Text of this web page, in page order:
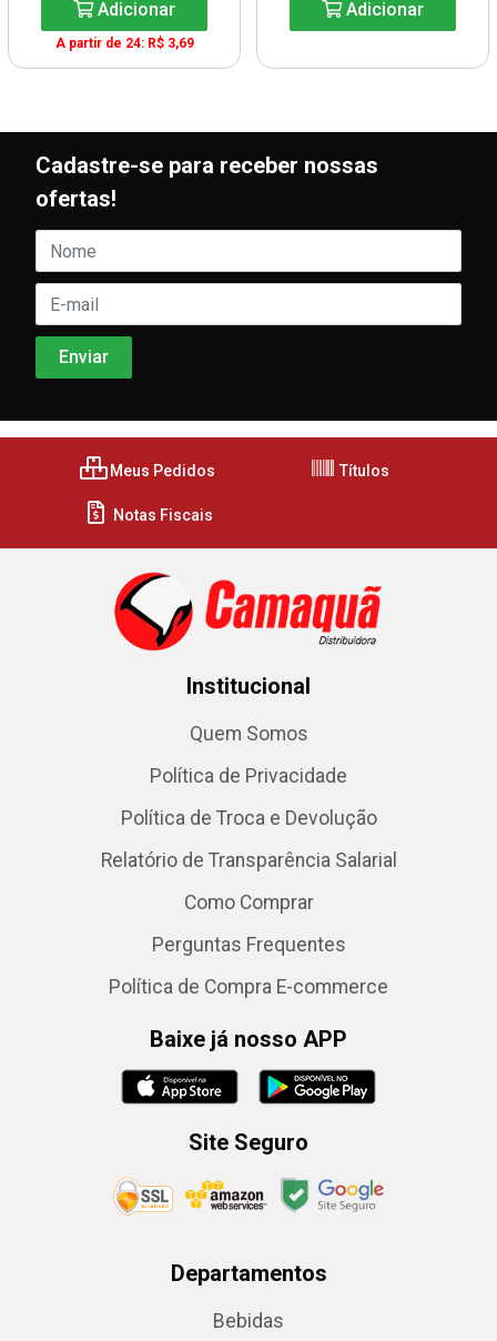
Adicionar
A partir de 24: R$ 3,69
Adicionar
Cadastre-se para receber nossas
ofertas!
Meus Pedidos Títulos
Notas Fiscais
Institucional
Quem Somos
Política de Privacidade
Política de Troca e Devolução
Relatório de Transparência Salarial
Como Comprar
Perguntas Frequentes
Política de Compra E-commerce
Baixe já nosso APP
Site Seguro
Departamentos
Bebidas